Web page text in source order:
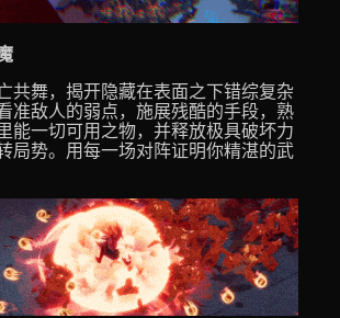
共舞，揭开隐藏在表面之下错综复杂
准敌人的弱点，施展残酷的手段，熟
能一切可用之物，并释放极具破坏力
局势。用每一场对阵证明你精湛的武